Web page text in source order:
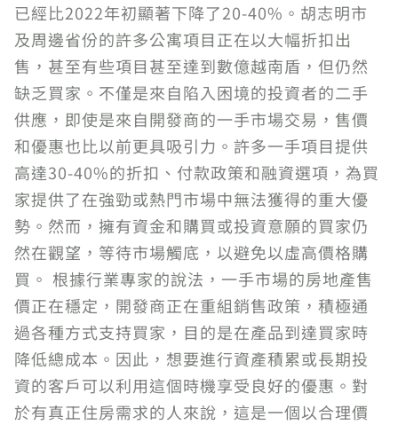
已經比2022年初顯著下降了20-40%。胡志明市
及周邊省份的許多公寓項目正在以大幅折扣出
售，甚至有些項目甚至達到數億越南盾，但仍然
缺乏買家。不僅是來自陷入困境的投資者的二手
供應，即使是來自開發商的一手市場交易，售價
和優惠也比以前更具吸引力。許多一手項目提供
高達30-40%的折扣、付款政策和融資選項，為買
家提供了在強勁或熱門市場中無法獲得的重大優
勢。然而，擁有資金和購買或投資意願的買家仍
然在觀望，等待市場觸底，以避免以虛高價格購
買。 根據行業專家的說法，一手市場的房地產售
價正在穩定，開發商正在重組銷售政策，積極通
過各種方式支持買家，目的是在產品到達買家時
降低總成本。因此，想要進行資產積累或長期投
資的客戶可以利用這個時機享受良好的優惠。對
於有真正住房需求的人來說，這是一個以合理價